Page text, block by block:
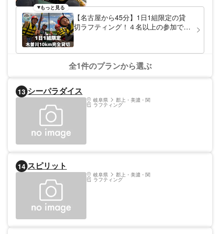
完全貸切で楽しめるので、周りを気にせず盛
り上がれるのが魅力。初心者にも安心なプロ
ガイド（経験11年）がしっかりサポートし
ます。 名古屋から車で約60分の好アクセス
へ。仲間と笑って叫んで、SNSで盛れる最
高の夏体験をぜひ。
もっと見る
【名古屋から45分】1日1組限定の貸
切ラフティング！４名以上の参加で1
画が無料。岐阜・木曽川を独占！
全1件のプランから選ぶ
13 シーパラダイス
岐阜県 郡上・美濃・関
ラフティング
14 スピリット
岐阜県 郡上・美濃・関
ラフティング